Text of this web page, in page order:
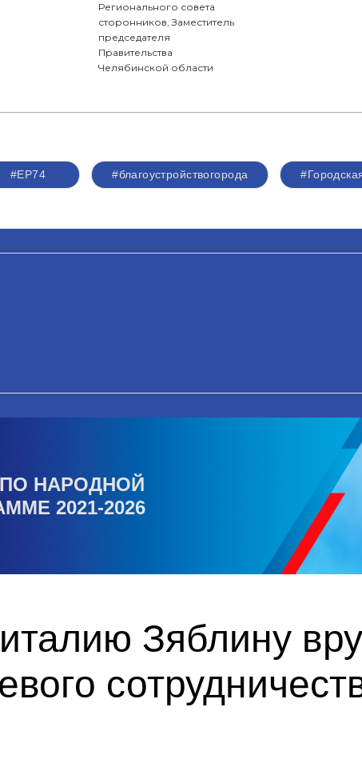
Регионального совета
сторонников, Заместитель
председателя
Правительства
Челябинской области
#ЕР74 #благоустройствогорода
НАРОДНОЙ
2021-2026
Зяблину